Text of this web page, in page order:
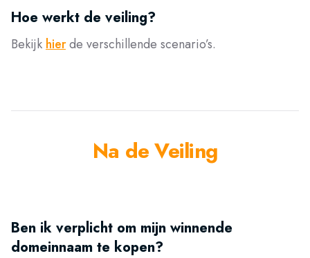
Hoe werkt de veiling?
Bekijk hierde verschillende scenario’s.
Na de Veiling
Ben ik verplicht om mijn winnende
domeinnaam te kopen?